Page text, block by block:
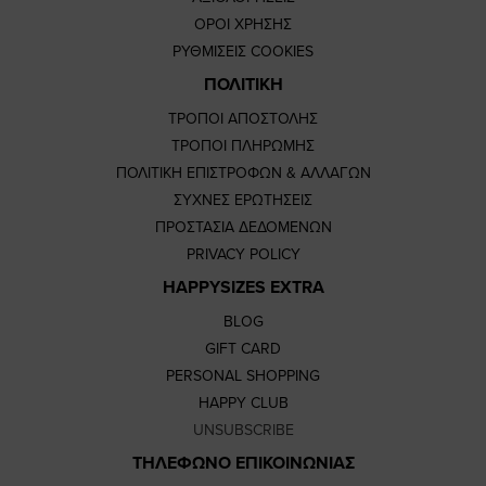
ΟΡΟΙ ΧΡΗΣΗΣ
ΡΥΘΜΙΣΕΙΣ COOKIES
ΠΟΛΙΤΙΚΗ
ΤΡΟΠΟΙ ΑΠΟΣΤΟΛΗΣ
ΤΡΟΠΟΙ ΠΛΗΡΩΜΗΣ
ΠΟΛΙΤΙΚΗ ΕΠΙΣΤΡΟΦΩΝ & ΑΛΛΑΓΩΝ
ΣΥΧΝΕΣ ΕΡΩΤΗΣΕΙΣ
ΠΡΟΣΤΑΣΙΑ ΔΕΔΟΜΕΝΩΝ
PRIVACY POLICY
HAPPYSIZES EXTRA
BLOG
GIFT CARD
PERSONAL SHOPPING
HAPPY CLUB
UNSUBSCRIBE
ΤΗΛΕΦΩΝΟ ΕΠΙΚΟΙΝΩΝΙΑΣ